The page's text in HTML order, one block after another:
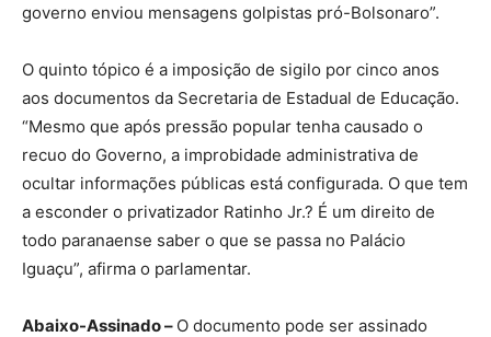
governo enviou mensagens golpistas pró-Bolsonaro”.
O quinto tópico é a imposição de sigilo por cinco anos
aos documentos da Secretaria de Estadual de Educação.
“Mesmo que após pressão popular tenha causado o
recuo do Governo, a improbidade administrativa de
ocultar informações públicas está configurada. O que tem
a esconder o privatizador Ratinho Jr.? É um direito de
todo paranaense saber o que se passa no Palácio
Iguaçu”, afirma o parlamentar.
Abaixo-Assinado – O documento pode ser assinado